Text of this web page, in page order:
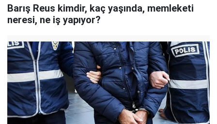
Barış Reus kimdir, kaç yaşında, memleketi
neresi, ne iş yapıyor?